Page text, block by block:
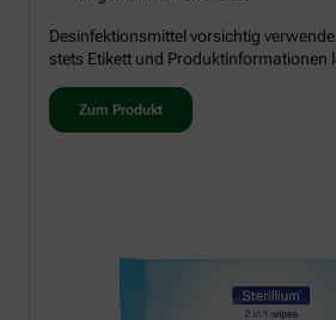
Desinfektionsmittel vorsichtig
stets Etikett und Produktinformationen
Zum Produkt